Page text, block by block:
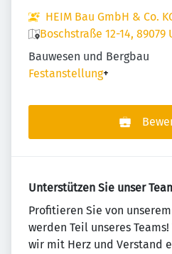
HEIM Bau GmbH & Co.
Boschstraße 12-14,
Bauwesen und Bergbau
Festanstellung+
Unterstützen Sie unser
Profitieren Sie von
werden Teil unseres
wir mit Herz und Verstand